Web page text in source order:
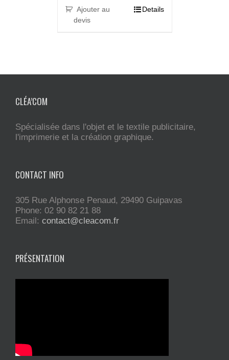
Ajouter au
devis
Details
CLÉA’COM
Spécialisée dans l'objet et le textile publicitaire,
l'imprimerie et la création graphique.
CONTACT INFO
305 Rue Alphonse Penaud, 29490 Guipavas
Phone: 02 90 82 21 88
Email: contact@cleacom.fr
PRÉSENTATION